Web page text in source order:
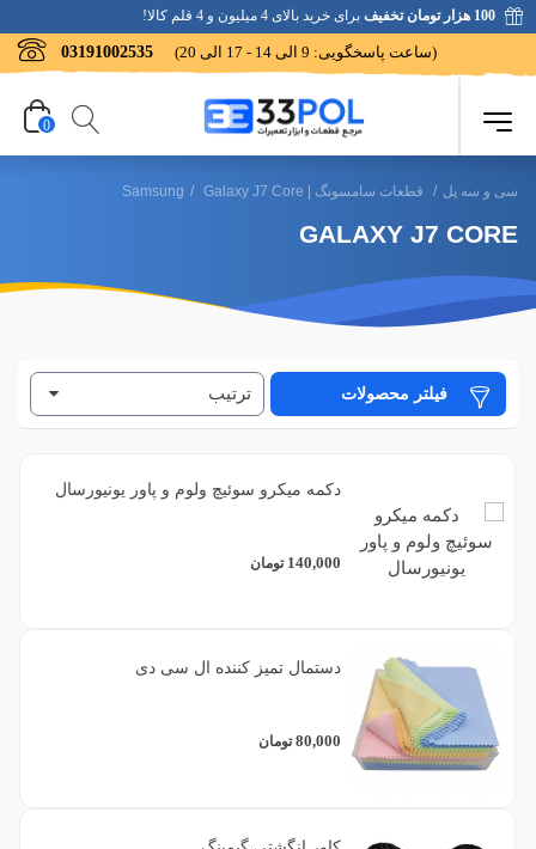
100 هزار تومان تخفیف برای خرید بالای 4 میلیون و 4 قلم کالا!
03191002535 (ساعت پاسخگویی: 9 الی 14 - 17 الی 20)
0
سی و سه پل / قطعات سامسونگ | Samsung / Galaxy J7 Core
GALAXY J7 CORE
فیلتر محصولات ترتیب
دکمه میکرو سوئیچ ولوم و پاور یونیورسال
140,000 تومان
دستمال تمیز کننده ال سی دی
80,000 تومان